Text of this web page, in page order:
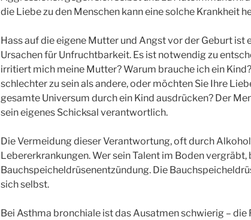
die Liebe zu den Menschen kann eine solche Krankheit
Hass auf die eigene Mutter und Angst vor der Geburt ist
Ursachen für Unfruchtbarkeit. Es ist notwendig zu
irritiert mich meine Mutter? Warum brauche ich ein
schlechter zu sein als andere, oder möchten Sie Ihre
gesamte Universum durch ein Kind ausdrücken? Der
sein eigenes Schicksal verantwortlich.
Die Vermeidung dieser Verantwortung, oft durch
Lebererkrankungen. Wer sein Talent im Boden
Bauchspeicheldrüsenentzündung. Die
sich selbst.
Bei Asthma bronchiale ist das Ausatmen schwierig – die